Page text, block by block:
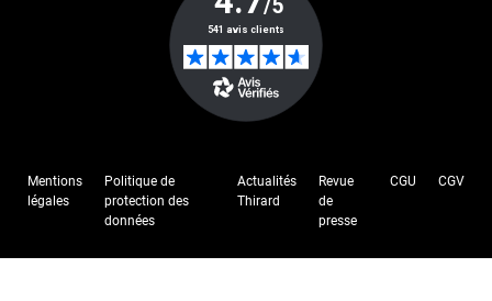
Mentions
légales
Politique de
protection des
données
Actualités
Thirard
Revue
de
presse
CGU CGV